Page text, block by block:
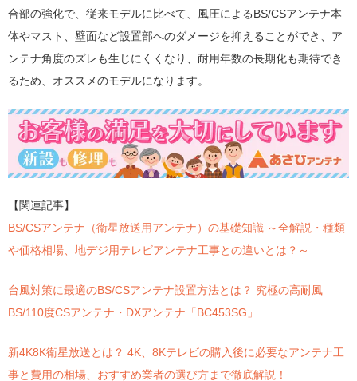
合部の強化で、従来モデルに比べて、風圧によるBS/CSアンテナ本
体やマスト、壁面など設置部へのダメージを抑えることができ、ア
ンテナ角度のズレも生じにくくなり、耐用年数の長期化も期待でき
るため、オススメのモデルになります。
【関連記事】
BS/CSアンテナ（衛星放送用アンテナ）の基礎知識 ～全解説・種類
や価格相場、地デジ用テレビアンテナ工事との違いとは？～
台風対策に最適のBS/CSアンテナ設置方法とは？ 究極の高耐風
BS/110度CSアンテナ・DXアンテナ「BC453SG」
新4K8K衛星放送とは？ 4K、8Kテレビの購入後に必要なアンテナ工
事と費用の相場、おすすめ業者の選び方まで徹底解説！